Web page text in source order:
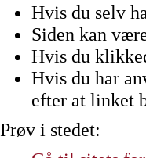
Hvis du selv
Siden kan
Hvis du
Hvis du har
efter at linket
Prøv i stedet: